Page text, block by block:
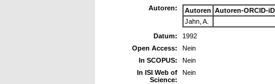
Autoren:
Autoren Autoren-ORCID-iD
Jahn, A.
Datum:
1992
Open Access:
Nein
In SCOPUS:
Nein
In ISI Web of
Science:
Nein